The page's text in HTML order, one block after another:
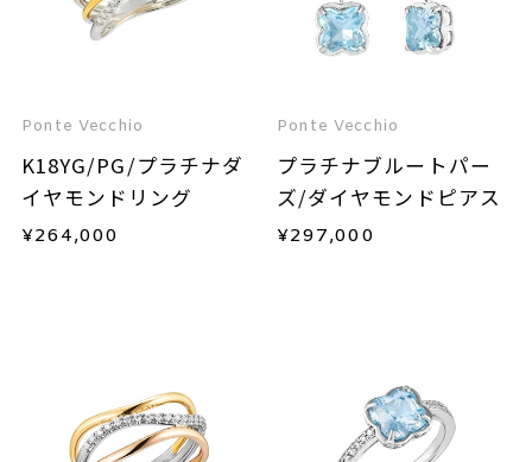
Ponte Vecchio
K18YG/PG/プラチナダ
イヤモンドリング
¥264,000
Ponte Vecchio
プラチナブルートパー
ズ/ダイヤモンドピアス
¥297,000